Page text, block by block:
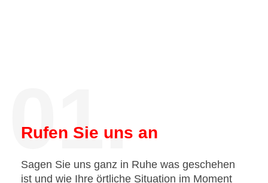
01.
Rufen Sie uns an
Sagen Sie uns ganz in Ruhe was geschehen
ist und wie Ihre örtliche Situation im Moment